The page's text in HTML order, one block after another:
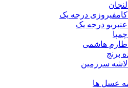
کامفیروزی درجه یک
عنبربو درجه یک
طارم هاشمی
برنج
لاشه سرزمین
عسل ها